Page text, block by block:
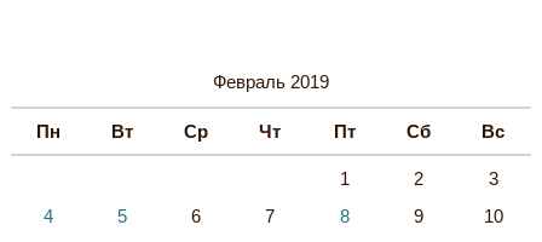
Февраль 2019
Пн Вт Ср Чт Пт Сб Вс
1 2
3
4
5 6 7 8 9
10